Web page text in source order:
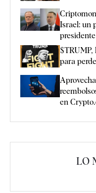
Israel: un
$TRUMP,
para
en
LO